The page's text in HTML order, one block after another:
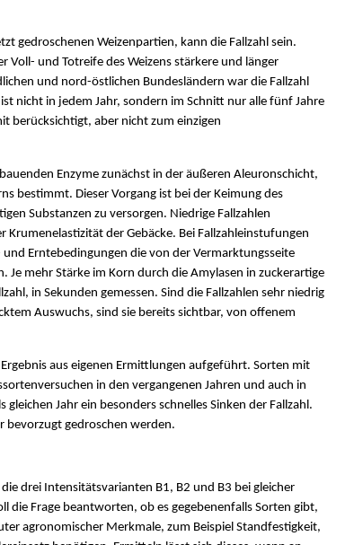
gedroschenen Weizenpartien, kann die Fallzahl sein.
Voll- und Totreife des Weizens stärkere und länger
und nord-östlichen Bundesländern war die Fallzahl
nicht in jedem Jahr, sondern im Schnitt nur alle fünf Jahre
berücksichtigt, aber nicht zum einzigen
Enzyme zunächst in der äußeren Aleuronschicht,
bestimmt. Dieser Vorgang ist bei der Keimung des
Substanzen zu versorgen. Niedrige Fallzahlen
der Gebäcke. Bei Fallzahleinstufungen
Erntebedingungen die von der Vermarktungsseite
mehr Stärke im Korn durch die Amylasen in zuckerartige
in Sekunden gemessen. Sind die Fallzahlen sehr niedrig
Auswuchs, sind sie bereits sichtbar, von offenem
aus eigenen Ermittlungen aufgeführt. Sorten mit
in den vergangenen Jahren und auch in
Jahr ein besonders schnelles Sinken der Fallzahl.
bevorzugt gedroschen werden.
drei Intensitätsvarianten B1, B2 und B3 bei gleicher
die Frage beantworten, ob es gegebenenfalls Sorten gibt,
agronomischer Merkmale, zum Beispiel Standfestigkeit,